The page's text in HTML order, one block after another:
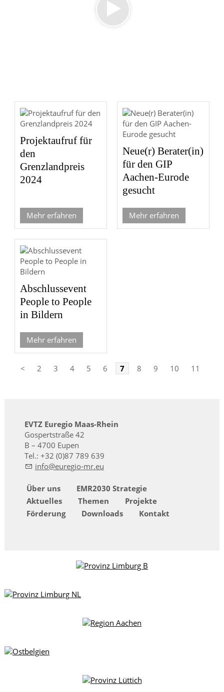
Projektaufruf für
den
Grenzlandpreis
2024
Mehr erfahren
Neue(r) Berater(in)
für den GIP
Aachen-Eurode
gesucht
Mehr erfahren
Abschlussevent
People to People
in Bildern
Mehr erfahren
< 2 3 4 5 6 7 8 9 10 11
EVTZ Euregio Maas-Rhein
Gospertstraße 42
B – 4700 Eupen
Tel.: +32 (0)87 789 639
nf
r g -mr
Über uns
EMR2030 Strategie
Aktuelles
Themen
Projekte
Förderung
Downloads Kontakt